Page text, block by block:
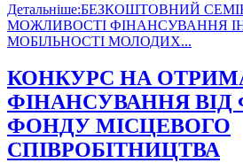
Детальніше:БЕЗКОШТОВНИЙ
МОЖЛИВОСТІ ФІНАНСУВАННЯ
МОБІЛЬНОСТІ МОЛОДИХ...
КОНКУРС НА
ФІНАНСУВАННЯ ВІД
ФОНДУ МІСЦЕВОГО
СПІВРОБІТНИЦТВА